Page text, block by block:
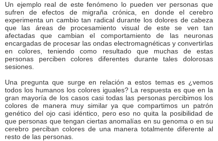
Un ejemplo real de este fenómeno lo pueden ver personas que
sufren de efectos de migraña crónica, en donde el cerebro
experimenta un cambio tan radical durante los dolores de cabeza
que las áreas de procesamiento visual de este se ven tan
afectadas que cambian el comportamiento de las neuronas
encargadas de procesar las ondas electromagnéticas y convertirlas
en colores, teniendo como resultado que muchas de estas
personas perciben colores diferentes durante tales dolorosas
sesiones.
Una pregunta que surge en relación a estos temas es ¿vemos
todos los humanos los colores iguales? La respuesta es que en la
gran mayoría de los casos casi todas las personas percibimos los
colores de manera muy similar ya que compartimos un patrón
genético del ojo casi idéntico, pero eso no quita la posibilidad de
que personas que tengan ciertas anomalías en su genoma o en su
cerebro perciban colores de una manera totalmente diferente al
resto de las personas.